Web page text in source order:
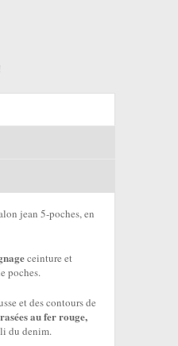
jean 5-poches, en
ceinture et
poches.
et des contours de
au fer rouge,
du denim.